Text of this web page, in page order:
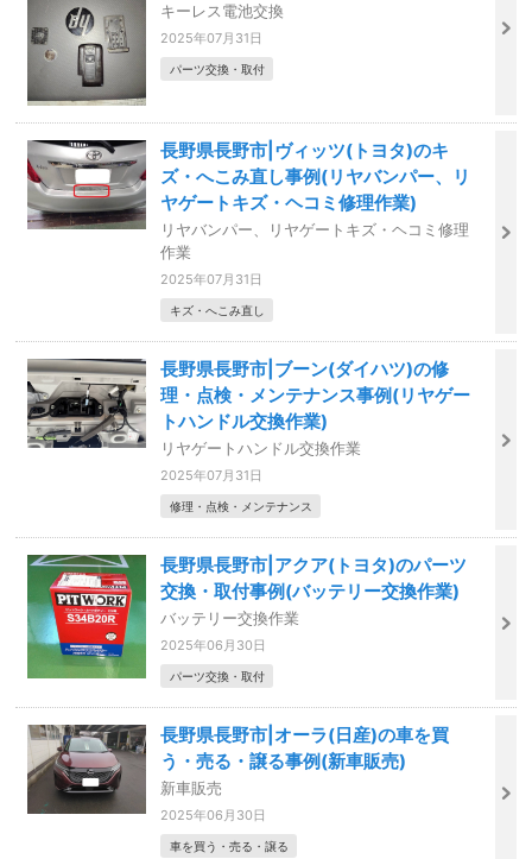
キーレス電池交換
2025年07月31日
パーツ交換・取付
長野県長野市|ヴィッツ(トヨタ)のキ
ズ・へこみ直し事例(リヤバンパー、リ
ヤゲートキズ・ヘコミ修理作業)
リヤバンパー、リヤゲートキズ・ヘコミ修理
作業
2025年07月31日
キズ・へこみ直し
長野県長野市|ブーン(ダイハツ)の修
理・点検・メンテナンス事例(リヤゲー
トハンドル交換作業)
リヤゲートハンドル交換作業
2025年07月31日
修理・点検・メンテナンス
長野県長野市|アクア(トヨタ)のパーツ
交換・取付事例(バッテリー交換作業)
バッテリー交換作業
2025年06月30日
パーツ交換・取付
長野県長野市|オーラ(日産)の車を買
う・売る・譲る事例(新車販売)
新車販売
2025年06月30日
車を買う・売る・譲る